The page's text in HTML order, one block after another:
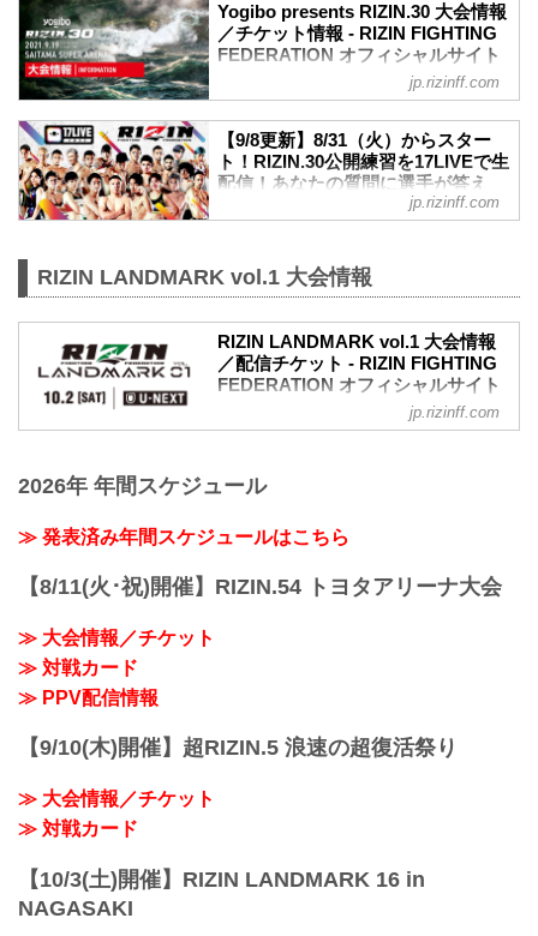
Yogibo presents RIZIN.30 大会情報
／チケット情報 - RIZIN FIGHTING
FEDERATION オフィシャルサイト
SUPER ARENA | Trailer
youtu.be
大会概要
Yogibo presents RIZIN.30
2021年9月19日（日）12:30開場 / 14:00開
20:00頃
※試合内容、イベント進行によって終了
予定時間が前後することがありますので
会場
JR京浜東北線・JR上野東京ライン（宇都
宮線・高崎線）「さいた...
jp.rizinff.com
【9/8更新】8/31（火）からスター
ト！RIZIN.30公開練習を17LIVEで生
配信！あなたの質問に選手が答え
る？！ - RIZIN FIGHTING
FEDERATION オフィシャルサイト
Yogibo presents RIZIN.30出場選手たちの
公開練習を、17LIVEで生配信することが
決定！
公開練習の様子はRIZIN FF イチナナ公式
アカウントから生配信され、選手への質
疑応答も行われる予定だ！選手へ質疑の
際に、ライブ配信中に寄せられたコメン
景、質疑応答の様子を是非ライブ配信で
スケジュール更新情報
以下の公開練習スケジュールが追加され
ま...
jp.rizinff.com
RIZIN LANDMARK vol.1 大会情報
RIZIN LANDMARK vol.1 大会情報
／配信チケット - RIZIN FIGHTING
FEDERATION オフィシャルサイト
日時
※開始時間は予定です。決定次第RIZIN
す。
主催
スペシャルワンマッチ／朝倉未来 vs. 萩
原京平
jp.rizinff.com
2026年 年間スケジュール
≫ 発表済み年間スケジュールはこちら
【8/11(火･祝)開催】RIZIN.54 トヨタアリーナ大会
≫ 大会情報／チケット
≫ 対戦カード
≫ PPV配信情報
【9/10(木)開催】超RIZIN.5 浪速の超復活祭り
≫ 大会情報／チケット
≫ 対戦カード
【10/3(土)開催】RIZIN LANDMARK 16 in
NAGASAKI